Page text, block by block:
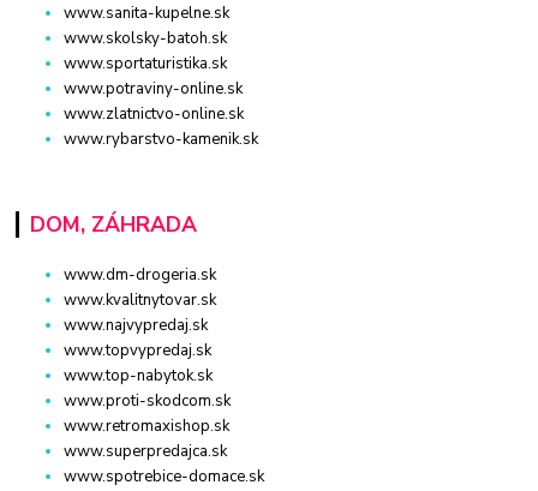
www.sanita-kupelne.sk
www.skolsky-batoh.sk
www.sportaturistika.sk
www.potraviny-online.sk
www.zlatnictvo-online.sk
www.rybarstvo-kamenik.sk
DOM, ZÁHRADA
www.dm-drogeria.sk
www.kvalitnytovar.sk
www.najvypredaj.sk
www.topvypredaj.sk
www.top-nabytok.sk
www.proti-skodcom.sk
www.retromaxishop.sk
www.superpredajca.sk
www.spotrebice-domace.sk